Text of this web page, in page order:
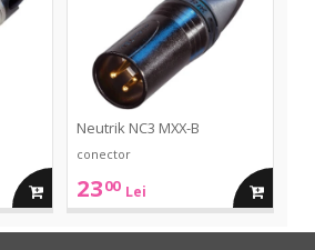
adauga
in
Neutrik NC3 MXX-B
conector
2300 Lei adauga
in